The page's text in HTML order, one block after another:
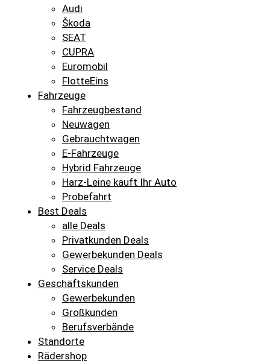
Audi
Škoda
SEAT
CUPRA
Euromobil
FlotteEins
Fahrzeuge
Fahrzeugbestand
Neuwagen
Gebrauchtwagen
E-Fahrzeuge
Hybrid Fahrzeuge
Harz-Leine kauft Ihr Auto
Probefahrt
Best Deals
alle Deals
Privatkunden Deals
Gewerbekunden Deals
Service Deals
Geschäftskunden
Gewerbekunden
Großkunden
Berufsverbände
Standorte
Rädershop